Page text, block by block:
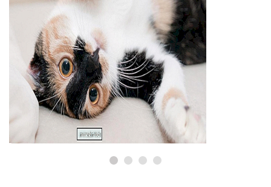
KATTE
Er katteurt sikkert for katte?
8,2026